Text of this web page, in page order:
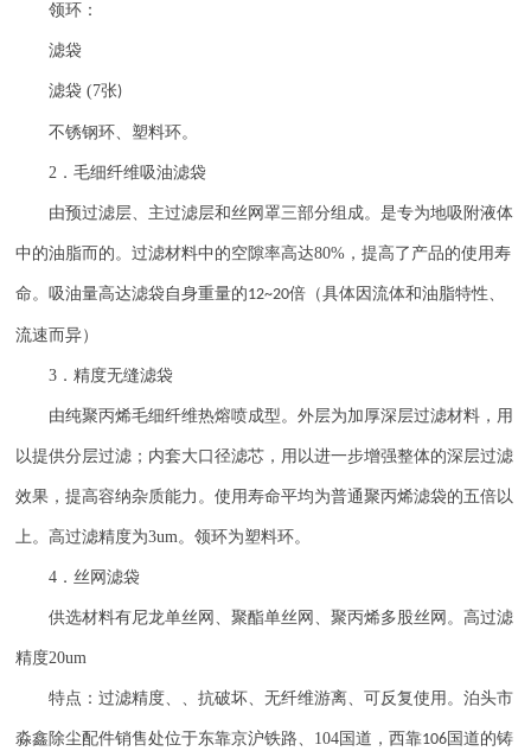
领环：
滤袋
滤袋 (7张)
不锈钢环、塑料环。
2 ．毛细纤维吸油滤袋
由预过滤层、主过滤层和丝网罩三部分组成。是专为地吸附液体
中的油脂而的。过滤材料中的空隙率高达80% ，提高了产品的使用寿
命。吸油量高达滤袋自身重量的12~20倍（具体因流体和油脂特性、
流速而异）
3 ．精度无缝滤袋
由纯聚丙烯毛细纤维热熔喷成型。外层为加厚深层过滤材料，用
以提供分层过滤；内套大口径滤芯，用以进一步增强整体的深层过滤
效果，提高容纳杂质能力。使用寿命平均为普通聚丙烯滤袋的五倍以
上。高过滤精度为3um。领环为塑料环。
4 ．丝网滤袋
供选材料有尼龙单丝网、聚酯单丝网、聚丙烯多股丝网。高过滤
精度20um
特点：过滤精度、、抗破坏、无纤维游离、可反复使用。泊头市
淼鑫除尘配件销售处位于东靠京沪铁路、 104 国道，西靠106 国道的铸